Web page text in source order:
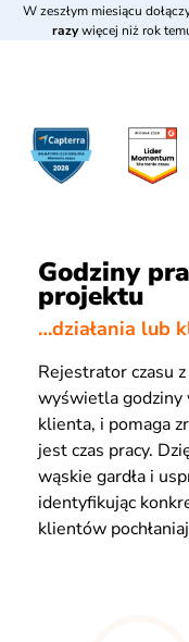
W zeszłym miesiącu
razywięcej niż rok
Godziny
projektu
…działania lub
Rejestrator czasu
wyświetla godziny
klienta, i pomaga
jest czas pracy.
wąskie gardła i
identyfikując
klientów